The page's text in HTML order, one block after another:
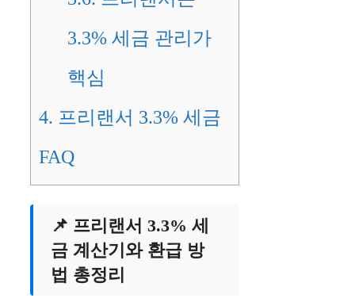
3.3% 세금 관리가
핵심
4. 프리랜서 3.3% 세금
FAQ
📌 프리랜서 3.3% 세
금 계산기와 환급 방
법 총정리